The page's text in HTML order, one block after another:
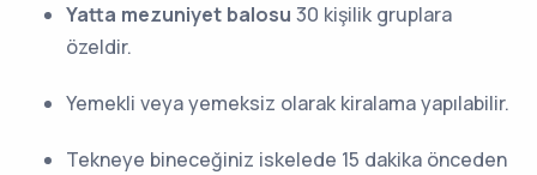
Yatta mezuniyet balosu 30 kişilik gruplara
özeldir.
Yemekli veya yemeksiz olarak kiralama yapılabilir.
Tekneye bineceğiniz iskelede 15 dakika önceden